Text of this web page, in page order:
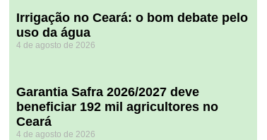
Irrigação no Ceará: o bom debate pelo
uso da água
4 de agosto de 2026
Garantia Safra 2026/2027 deve
beneficiar 192 mil agricultores no
Ceará
4 de agosto de 2026